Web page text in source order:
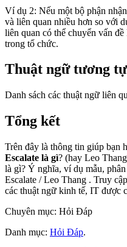
Ví dụ 2: Nếu một bộ phận
và liên quan nhiều hơn so với
liên quan có thể chuyển vấn
trong tổ chức.
Thuật ngữ tương
Danh sách các thuật ngữ liên
Tổng kết
Trên đây là thông tin giúp bạn
Escalate là gì? (hay Leo
là gì? Ý nghĩa, ví dụ mẫu,
Escalate / Leo Thang . Truy
các thuật ngữ kinh tế, IT được
Chuyên mục: Hỏi Đáp
Danh mục: Hỏi Đáp.